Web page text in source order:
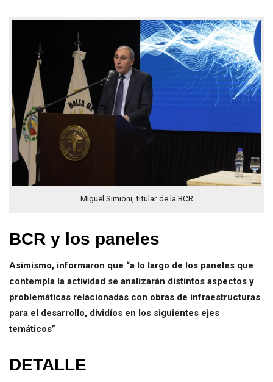
Miguel Simioni, titular de la BCR
BCR y los paneles
Asimismo, informaron que “a lo largo de los paneles que
contempla la actividad se analizarán distintos aspectos y
problemáticas relacionadas con obras de infraestructuras
para el desarrollo, dividíos en los siguientes ejes
temáticos”
DETALLE